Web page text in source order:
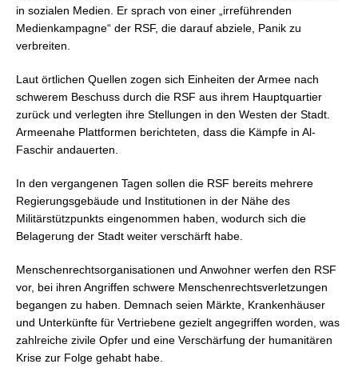
in sozialen Medien. Er sprach von einer „irreführenden
Medienkampagne“ der RSF, die darauf abziele, Panik zu
verbreiten.
Laut örtlichen Quellen zogen sich Einheiten der Armee nach
schwerem Beschuss durch die RSF aus ihrem Hauptquartier
zurück und verlegten ihre Stellungen in den Westen der Stadt.
Armeenahe Plattformen berichteten, dass die Kämpfe in Al-
Faschir andauerten.
In den vergangenen Tagen sollen die RSF bereits mehrere
Regierungsgebäude und Institutionen in der Nähe des
Militärstützpunkts eingenommen haben, wodurch sich die
Belagerung der Stadt weiter verschärft habe.
Menschenrechtsorganisationen und Anwohner werfen den RSF
vor, bei ihren Angriffen schwere Menschenrechtsverletzungen
begangen zu haben. Demnach seien Märkte, Krankenhäuser
und Unterkünfte für Vertriebene gezielt angegriffen worden, was
zahlreiche zivile Opfer und eine Verschärfung der humanitären
Krise zur Folge gehabt habe.